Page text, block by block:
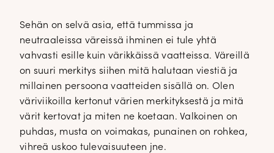
Sehän on selvä asia, että tummissa ja
neutraaleissa väreissä ihminen ei tule yhtä
vahvasti esille kuin värikkäissä vaatteissa. Väreillä
on suuri merkitys siihen mitä halutaan viestiä ja
millainen persoona vaatteiden sisällä on. Olen
väriviikoilla kertonut värien merkityksestä ja mitä
värit kertovat ja miten ne koetaan. Valkoinen on
puhdas, musta on voimakas, punainen on rohkea,
vihreä uskoo tulevaisuuteen jne.